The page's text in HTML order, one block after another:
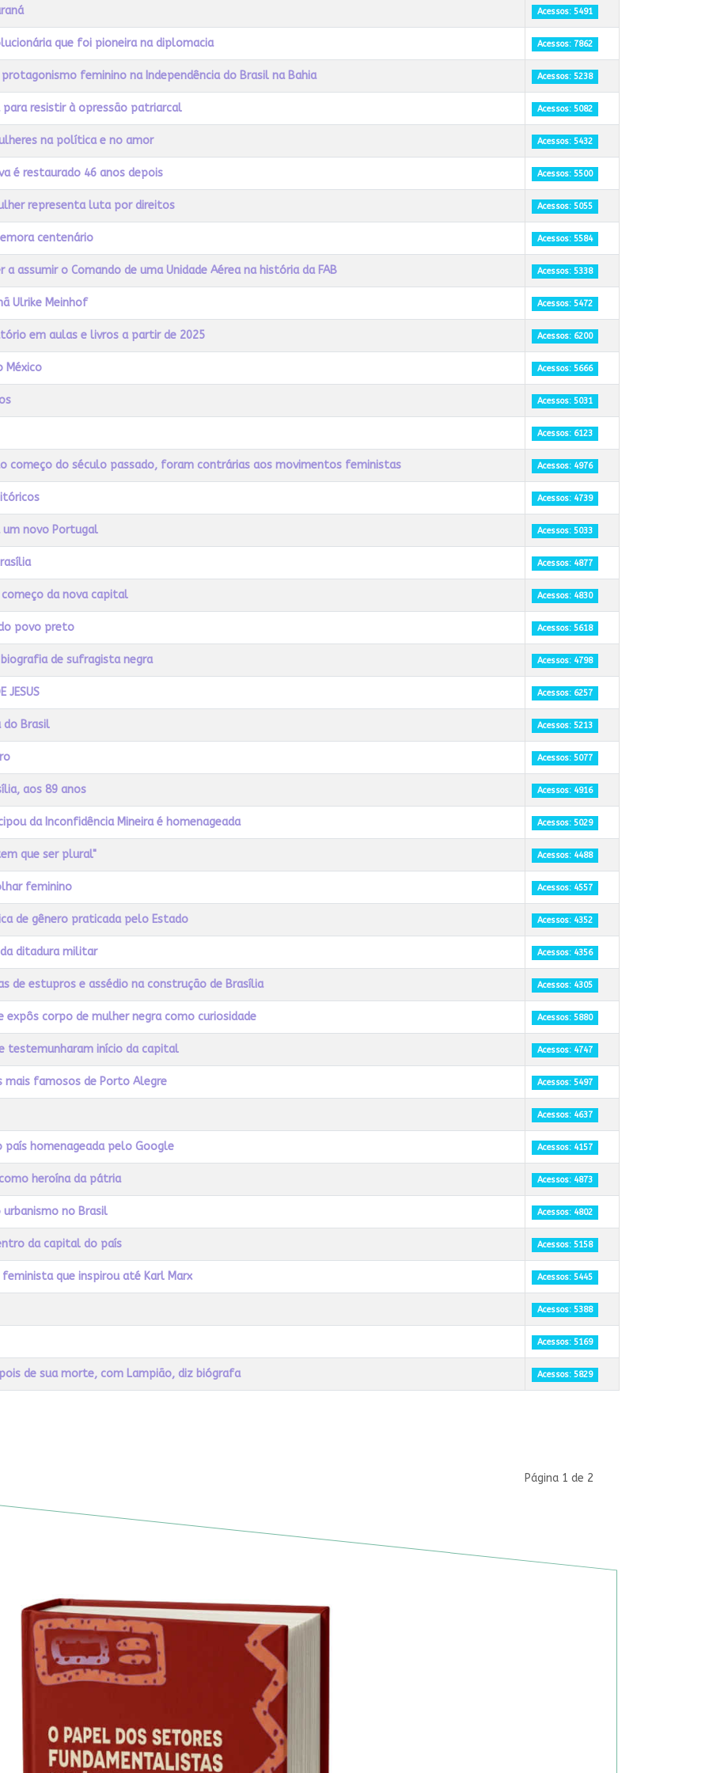
Acessos: 5491
que foi pioneira na diplomacia Acessos: 7862
feminino na Independência do Brasil na Bahia Acessos: 5238
para resistir à opressão patriarcal Acessos: 5082
na política e no amor Acessos: 5432
é restaurado 46 anos depois Acessos: 5500
representa luta por direitos Acessos: 5055
centenário Acessos: 5584
assumir o Comando de uma Unidade Aérea na história da FAB Acessos: 5338
Ulrike Meinhof Acessos: 5472
em aulas e livros a partir de 2025 Acessos: 6200
México Acessos: 5666
Acessos: 5031
Acessos: 6123
começo do século passado, foram contrárias aos movimentos feministas Acessos: 4976
Acessos: 4739
um novo Portugal Acessos: 5033
Acessos: 4877
da nova capital Acessos: 4830
povo preto Acessos: 5618
de sufragista negra Acessos: 4798
JESUS Acessos: 6257
do Brasil Acessos: 5213
Acessos: 5077
aos 89 anos Acessos: 4916
da Inconfidência Mineira é homenageada Acessos: 5029
que ser plural" Acessos: 4488
feminino Acessos: 4557
de gênero praticada pelo Estado Acessos: 4352
ditadura militar Acessos: 4356
de estupros e assédio na construção de Brasília Acessos: 4305
corpo de mulher negra como curiosidade Acessos: 5880
testemunharam início da capital Acessos: 4747
mais famosos de Porto Alegre Acessos: 5497
Acessos: 4637
país homenageada pelo Google Acessos: 4157
heroína da pátria Acessos: 4873
no Brasil Acessos: 4802
da capital do país Acessos: 5158
que inspirou até Karl Marx Acessos: 5445
Acessos: 5388
Acessos: 5169
de sua morte, com Lampião, diz biógrafa Acessos: 5829
Página 1 de 2